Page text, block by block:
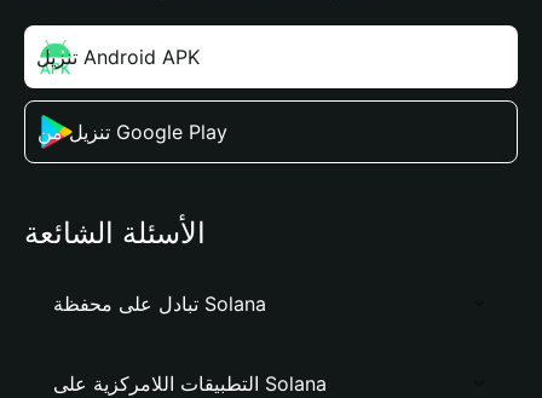
تنزيل Android APK
تنزيل من Google Play
الأسئلة الشائعة
تبادل على محفظة Solana
التطبيقات اللامركزية على Solana